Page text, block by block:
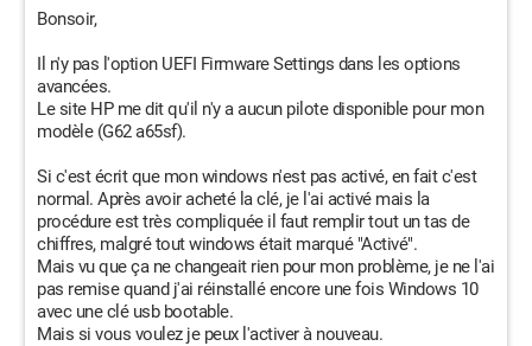
Bonsoir,
Il n'y pas l'option UEFI Firmware Settings dans les options
avancées.
Le site HP me dit qu'il n'y a aucun pilote disponible pour mon
modèle (G62 a65sf).
Si c'est écrit que mon windows n'est pas activé, en fait c'est
normal. Après avoir acheté la clé, je l'ai activé mais la
procédure est très compliquée il faut remplir tout un tas de
chiffres, malgré tout windows était marqué "Activé".
Mais vu que ça ne changeait rien pour mon problème, je ne l'ai
pas remise quand j'ai réinstallé encore une fois Windows 10
avec une clé usb bootable.
Mais si vous voulez je peux l'activer à nouveau.